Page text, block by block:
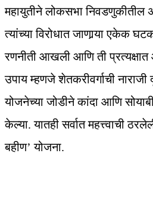
महायुतीने लोकसभा
त्यांच्या विरोधात जाणार्‍या एकेक
रणनीती आखली आणि ती प्रत्यक्षात
उपाय म्हणजे शेतकरीवर्गाची नाराजी
योजनेच्या जोडीने कांदा आणि
केल्या. यातही सर्वात महत्त्वाची
बहीण’ योजना.